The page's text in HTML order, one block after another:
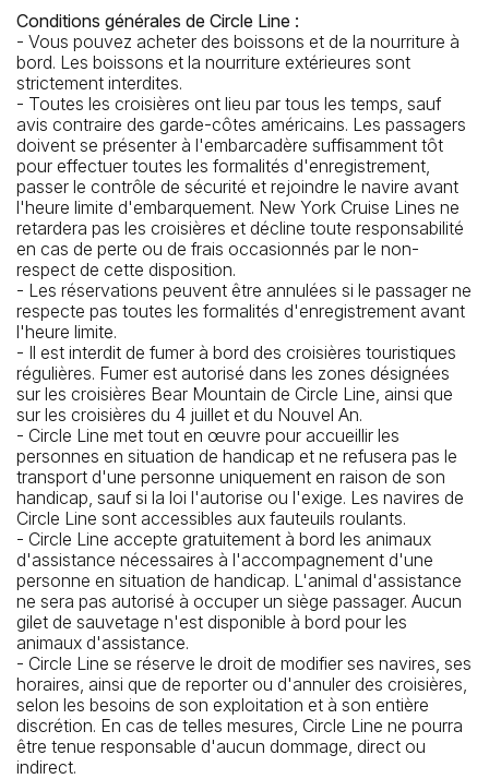
Conditions générales de Circle Line :
- Vous pouvez acheter des boissons et de la nourriture à
bord. Les boissons et la nourriture extérieures sont
strictement interdites.
- Toutes les croisières ont lieu par tous les temps, sauf
avis contraire des garde-côtes américains. Les passagers
doivent se présenter à l'embarcadère suffisamment tôt
pour effectuer toutes les formalités d'enregistrement,
passer le contrôle de sécurité et rejoindre le navire avant
l'heure limite d'embarquement. New York Cruise Lines ne
retardera pas les croisières et décline toute responsabilité
en cas de perte ou de frais occasionnés par le non-
respect de cette disposition.
- Les réservations peuvent être annulées si le passager ne
respecte pas toutes les formalités d'enregistrement avant
l'heure limite.
- Il est interdit de fumer à bord des croisières touristiques
régulières. Fumer est autorisé dans les zones désignées
sur les croisières Bear Mountain de Circle Line, ainsi que
sur les croisières du 4 juillet et du Nouvel An.
- Circle Line met tout en œuvre pour accueillir les
personnes en situation de handicap et ne refusera pas le
transport d'une personne uniquement en raison de son
handicap, sauf si la loi l'autorise ou l'exige. Les navires de
Circle Line sont accessibles aux fauteuils roulants.
- Circle Line accepte gratuitement à bord les animaux
d'assistance nécessaires à l'accompagnement d'une
personne en situation de handicap. L'animal d'assistance
ne sera pas autorisé à occuper un siège passager. Aucun
gilet de sauvetage n'est disponible à bord pour les
animaux d'assistance.
- Circle Line se réserve le droit de modifier ses navires, ses
horaires, ainsi que de reporter ou d'annuler des croisières,
selon les besoins de son exploitation et à son entière
discrétion. En cas de telles mesures, Circle Line ne pourra
être tenue responsable d'aucun dommage, direct ou
indirect.